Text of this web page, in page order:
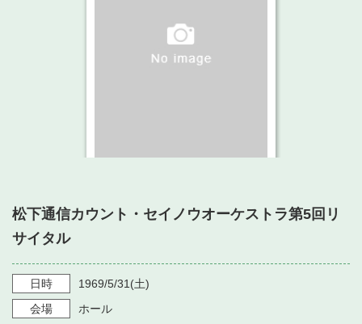
・ フロアマップ
・ よくある質問
・ 空き状況
・ 利用料金
・ 音楽堂のご案内
・ フロアマップ
・ 芸術参与
神奈川県立音楽堂
SNS
松下通信カウント・セイノウオーケストラ第5回リ
サイタル
日時 1969/5/31 (土)
会場
ホール